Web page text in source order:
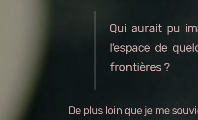
Qui aurait pu
l’espace de
frontières ?
De plus loin que je me